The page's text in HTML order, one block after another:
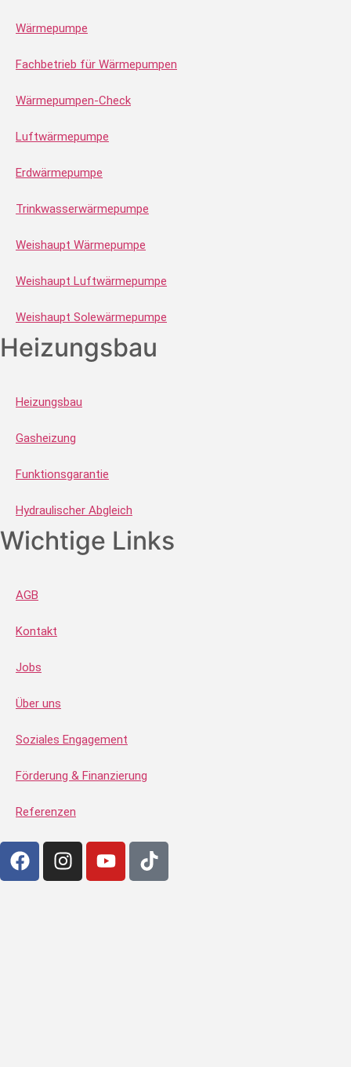
Wärmepumpe
Fachbetrieb für Wärmepumpen
Wärmepumpen-Check
Luftwärmepumpe
Erdwärmepumpe
Trinkwasserwärmepumpe
Weishaupt Wärmepumpe
Weishaupt Luftwärmepumpe
Weishaupt Solewärmepumpe
Heizungsbau
Heizungsbau
Gasheizung
Funktionsgarantie
Hydraulischer Abgleich
Wichtige Links
AGB
Kontakt
Jobs
Über uns
Soziales Engagement
Förderung & Finanzierung
Referenzen